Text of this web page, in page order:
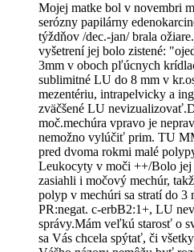
Mojej matke bol v novembri
serózny papilárny
týždňov /dec.-jan/ brala
vyšetrení jej bolo zistené:
3mm v oboch pľúcnych
sublimitné LU do 8 mm v
mezentériu, intrapelvicky a
zväčšené LU
moč.mechúra vpravo je
nemožno vylúčiť prim. TU
pred dvoma rokmi malé
Leukocyty v moči ++/Bolo jej
zasiahli i močový mechúr,
polyp v mechúri sa stratí do 3
PR:negat. c-erbB2:1+, LU
správy.Mám veľkú starosť o
sa Vás chcela spýtať, či